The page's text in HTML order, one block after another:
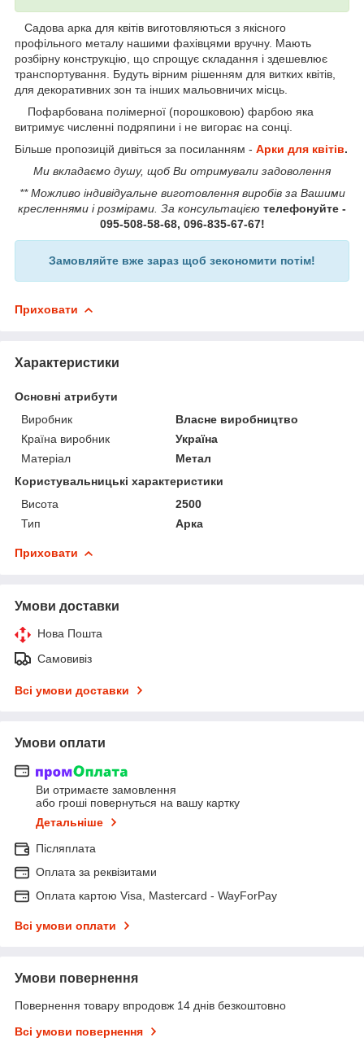
Садова арка для квітів виготовляються з якісного
профільного металу нашими фахівцями вручну. Мають
розбірну конструкцію, що спрощує складання і здешевлює
транспортування. Будуть вірним рішенням для витких квітів,
для декоративних зон та інших мальовничих місць.
Пофарбована полімерної (порошковою) фарбою яка
витримує численні подряпини і не вигорає на сонці.
Більше пропозицій дивіться за посиланням - Арки для квітів.
Ми вкладаємо душу, щоб Ви отримували задоволення
** Можливо індивідуальне виготовлення виробів за Вашими
кресленнями і розмірами. За консультацією телефонуйте -
095-508-58-68, 096-835-67-67!
Замовляйте вже зараз щоб зекономити потім!
Приховати
Характеристики
Основні атрибути
Виробник
Власне виробництво
Країна виробник
Україна
Матеріал
Метал
Користувальницькі характеристики
Висота
2500
Тип
Арка
Приховати
Умови доставки
Нова Пошта
Самовивіз
Всі умови доставки
Умови оплати
Ви отримаєте замовлення
або гроші повернуться на вашу картку
Детальніше
Післяплата
Оплата за реквізитами
Оплата картою Visa, Mastercard - WayForPay
Всі умови оплати
Умови повернення
Повернення товару впродовж 14 днів безкоштовно
Всі умови повернення